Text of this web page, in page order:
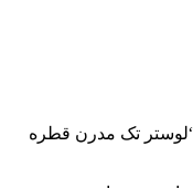
تک مدرن قطره